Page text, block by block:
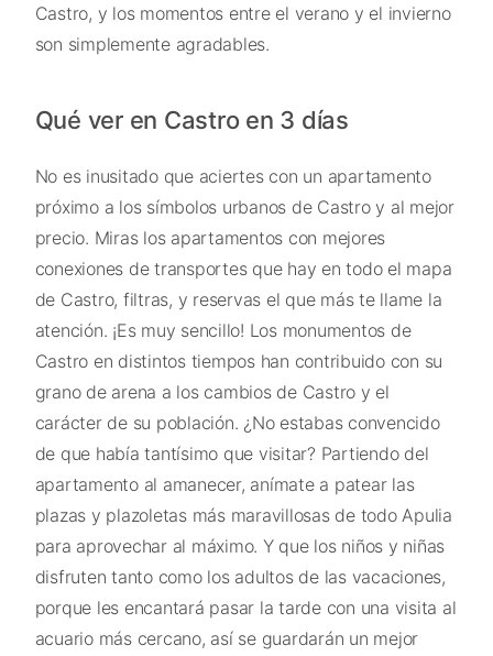
Castro, y los momentos entre el verano y el invierno
son simplemente agradables.
Qué ver en Castro en 3 días
No es inusitado que aciertes con un apartamento
próximo a los símbolos urbanos de Castro y al mejor
precio. Miras los apartamentos con mejores
conexiones de transportes que hay en todo el mapa
de Castro, filtras, y reservas el que más te llame la
atención. ¡Es muy sencillo! Los monumentos de
Castro en distintos tiempos han contribuido con su
grano de arena a los cambios de Castro y el
carácter de su población. ¿No estabas convencido
de que había tantísimo que visitar? Partiendo del
apartamento al amanecer, anímate a patear las
plazas y plazoletas más maravillosas de todo Apulia
para aprovechar al máximo. Y que los niños y niñas
disfruten tanto como los adultos de las vacaciones,
porque les encantará pasar la tarde con una visita al
acuario más cercano, así se guardarán un mejor